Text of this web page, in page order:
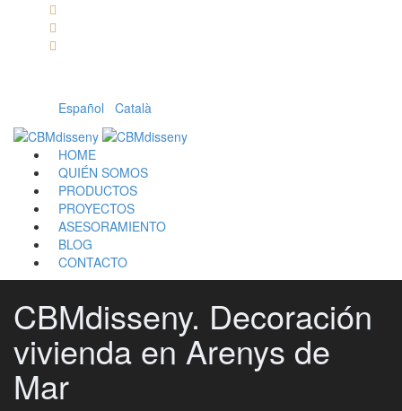
Español Català
HOME
QUIÉN SOMOS
PRODUCTOS
PROYECTOS
ASESORAMIENTO
BLOG
CONTACTO
CBMdisseny. Decoración
vivienda en Arenys de
Mar